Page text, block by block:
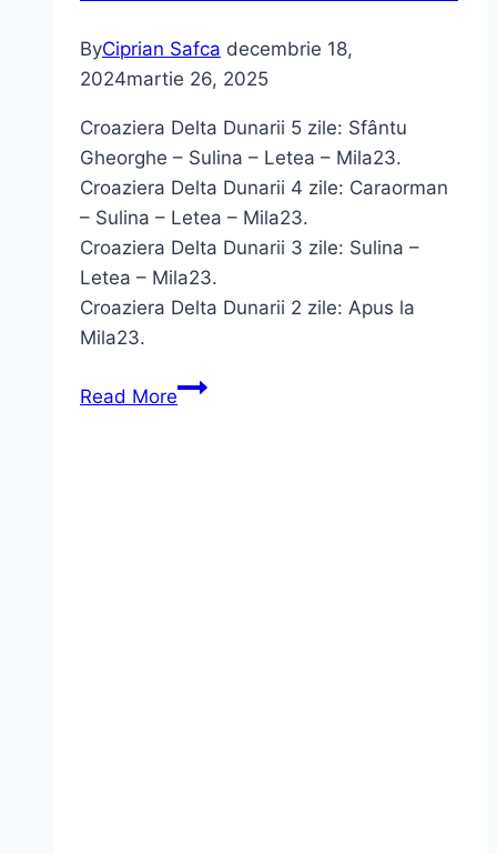
ByCiprian Safca decembrie 18,
2024martie 26, 2025
Croaziera Delta Dunarii 5 zile: Sfântu
Gheorghe – Sulina – Letea – Mila23.
Croaziera Delta Dunarii 4 zile: Caraorman
– Sulina – Letea – Mila23.
Croaziera Delta Dunarii 3 zile: Sulina –
Letea – Mila23.
Croaziera Delta Dunarii 2 zile: Apus la
Mila23.
Read MoreCroaziera